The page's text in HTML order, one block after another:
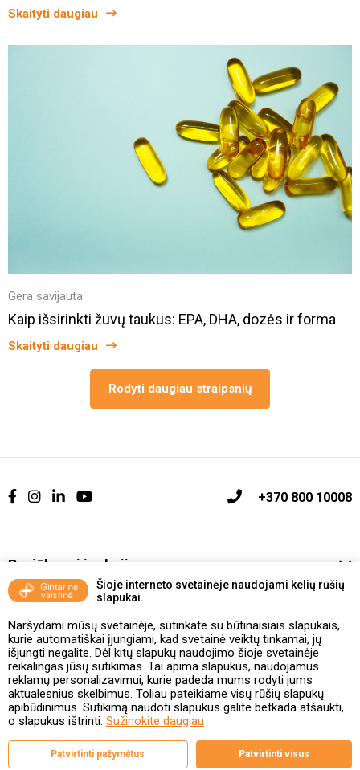
Šioje interneto svetainėje naudojami kelių rūšių
slapukai.
Naršydami mūsų svetainėje, sutinkate su būtinaisiais slapukais,
kurie automatiškai įjungiami, kad svetainė veiktų tinkamai, jų
išjungti negalite. Dėl kitų slapukų naudojimo šioje svetainėje
reikalingas jūsų sutikimas. Tai apima slapukus, naudojamus
reklamų personalizavimui, kurie padeda mums rodyti jums
aktualesnius skelbimus. Toliau pateikiame visų rūšių slapukų
apibūdinimus. Sutikimą naudoti slapukus galite betkada atšaukti,
o slapukus ištrinti. Sužinokite daugiau
Patvirtinti pažymėtus Patvirtinti visus
Skaityti daugiau
Gera savijauta
Kaip išsirinkti žuvų taukus: EPA, DHA, dozės ir forma
Skaityti daugiau
Rodyti daugiau straipsnių
+370 800 10008
Pasiūlymai ir akcijos
Vakcinavimo tvarka ir taisyklės
Kontaktai ir Karjera
Taisyklės ir politika
Valstybinė vaistų kontrolės tarnyba
prie Lietuvos Respublikos sveikatos apsaugos ministerijos